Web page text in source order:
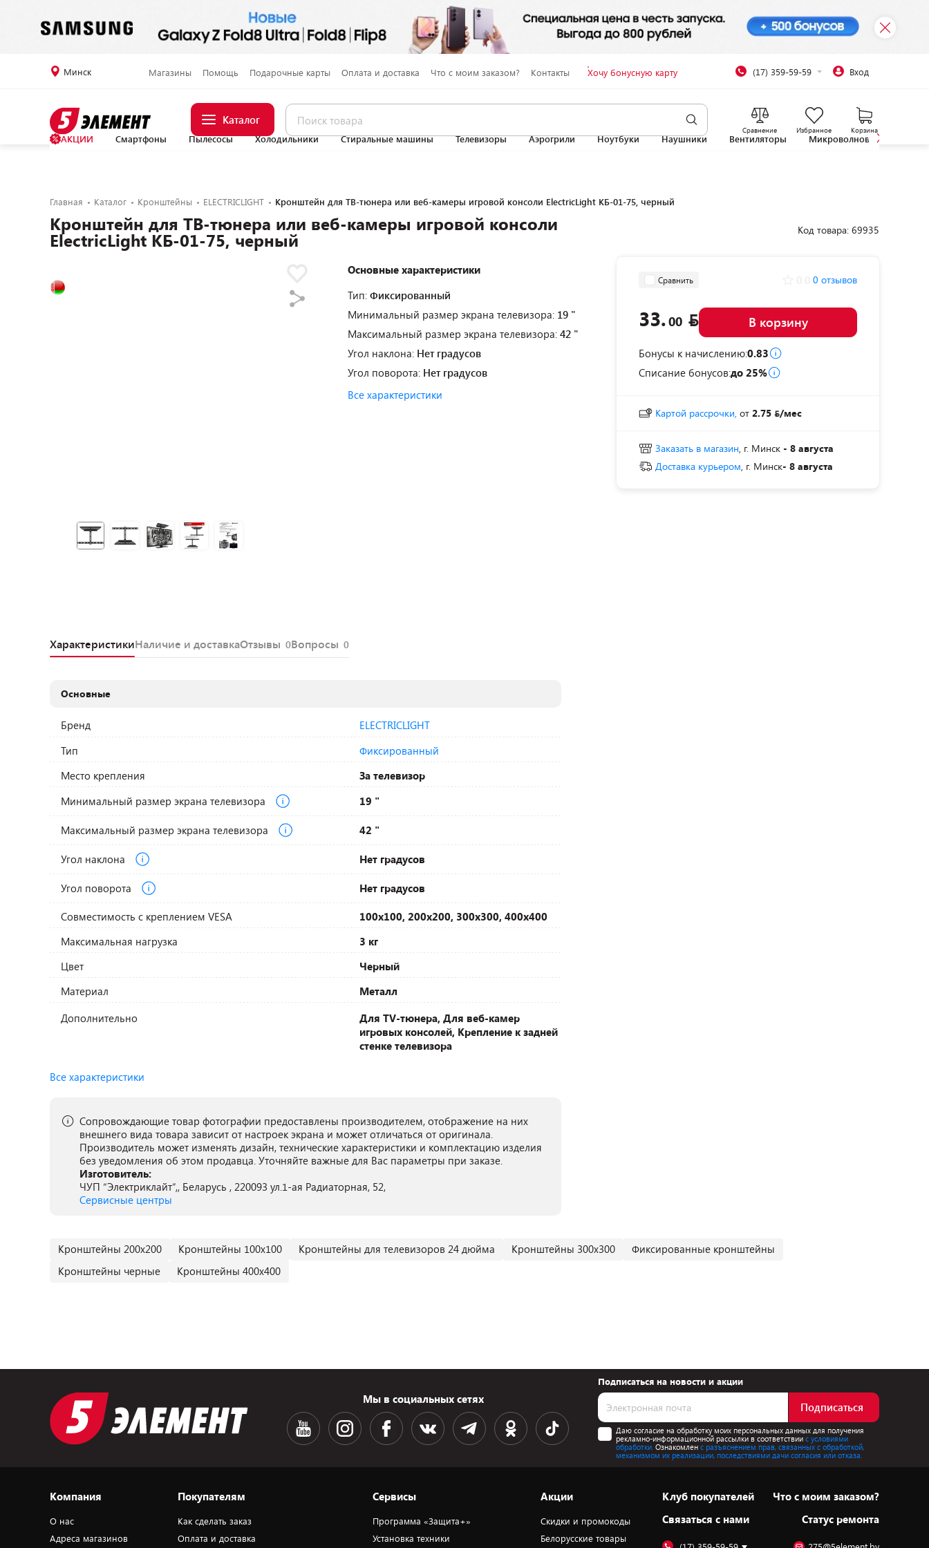
Минск Магазины Помощь Подарочные карты Оплата и доставка Что с моим заказом? Контакты Хочу бонусную карту (17) 359-59-59 Вход
Каталог
Сравнение Избранное Корзина
АКЦИИ Смартфоны Пылесосы Холодильники Стиральные машины Телевизоры Аэрогрили Ноутбуки Наушники Вентиляторы Микроволновые печи
Главная Каталог Кронштейны ELECTRICLIGHT Кронштейн для ТВ-тюнера или веб-камеры игровой консоли ElectricLight КБ-01-75, черный
Кронштейн для ТВ-тюнера или веб-камеры игровой консоли
ElectricLight КБ-01-75, черный
Основные характеристики
Тип: Фиксированный
Минимальный размер экрана телевизора: 19 "
Максимальный размер экрана телевизора: 42 "
Угол наклона: Нет градусов
Угол поворота: Нет градусов
Все характеристики
Код товара: 69935
Сравнить 0 отзывов
33.00 В корзину
Бонусы к начислению:0.83
Списание бонусов:до 25%
Картой рассрочки, от 2.75 /мес
Заказать в магазин, г. Минск - 8 августа
Доставка курьером, г. Минск- 8 августа
ХарактеристикиНаличие и доставкаОтзывы 0Вопросы 0
Основные
Бренд
ELECTRICLIGHT
Тип
Фиксированный
Место крепления
За телевизор
Минимальный размер экрана телевизора
19 "
Максимальный размер экрана телевизора 42 "
Угол наклона Нет градусов
Угол поворота Нет градусов
Совместимость с креплением VESA
100х100, 200х200, 300х300, 400х400
Максимальная нагрузка
3 кг
Цвет
Черный
Материал
Металл
Дополнительно
Для TV-тюнера, Для веб-камер
игровых консолей, Крепление к задней
стенке телевизора
Все характеристики
Сопровождающие товар фотографии предоставлены производителем, отображение на них
внешнего вида товара зависит от настроек экрана и может отличаться от оригинала.
Производитель может изменять дизайн, технические характеристики и комплектацию изделия
без уведомления об этом продавца. Уточняйте важные для Вас параметры при заказе.
Изготовитель:
ЧУП “Электриклайт”,, Беларусь , 220093 ул.1-ая Радиаторная, 52,
Сервисные центры
Кронштейны 200х200 Кронштейны 100х100 Кронштейны для телевизоров 24 дюйма Кронштейны 300х300
Фиксированные кронштейны
Кронштейны черные
Кронштейны 400х400
Мы в социальных сетях
Подписаться на новости и акции
Подписаться
Даю согласие на обработку моих персональных данных для получения
рекламно-информационной рассылки в соответствиис условиями
обработки. Ознакомлен с разъяснением прав, связанных с обработкой,
механизмом их реализации, последствиями дачи согласия или отказа.
Компания
О нас
Адреса магазинов
Покупателям
Как сделать заказ
Оплата и доставка
Сервисы
Программа «Защита+»
Установка техники
Акции
Скидки и промокоды
Белорусские товары
Клуб покупателей
Cвязаться с нами
Что с моим заказом?
Статус ремонта